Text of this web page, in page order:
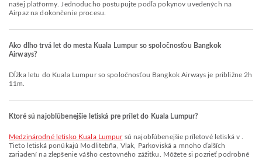
našej platformy. Jednoducho postupujte podľa pokynov uvedených na
Airpaz na dokončenie procesu.
Ako dlho trvá let do mesta Kuala Lumpur so spoločnosťou Bangkok
Airways?
Dĺžka letu do Kuala Lumpur so spoločnosťou Bangkok Airways je približne 2h
11m.
Ktoré sú najobľúbenejšie letiská pre prílet do Kuala Lumpur?
Medzinárodné letisko Kuala Lumpursú najobľúbenejšie príletové letiská v .
Tieto letiská ponúkajú Modlitebňa, Vlak, Parkoviská a mnoho ďalších
zariadení na zlepšenie vášho cestovného zážitku. Môžete si pozrieť podrobné